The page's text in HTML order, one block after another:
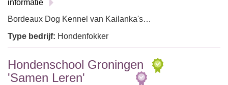
informatie
Bordeaux Dog Kennel van Kailanka's…
Type bedrijf: Hondenfokker
Hondenschool Groningen
'Samen Leren'